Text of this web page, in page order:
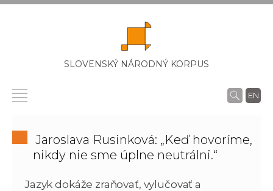
SLOVENSKÝ NÁRODNÝ KORPUS
EN
Jaroslava Rusinková: „Keď hovoríme,
nikdy nie sme úplne neutrálni.“
Jazyk dokáže zraňovať, vylučovať a